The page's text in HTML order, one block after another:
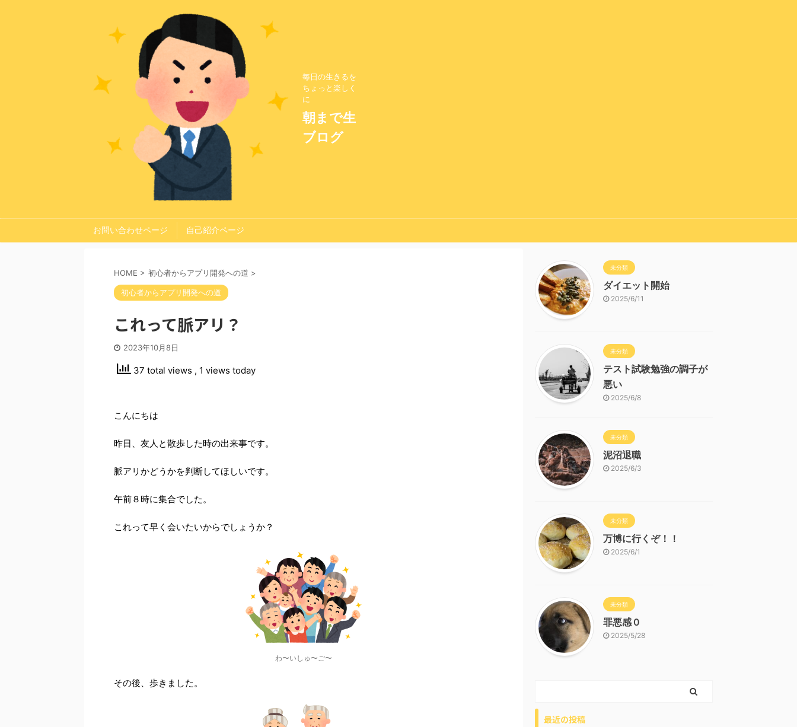
毎日の生きるを
ちょっと楽しく
に
朝まで生
ブログ
お問い合わせページ 自己紹介ページ
HOME > 初心者からアプリ開発への道 >
初心者からアプリ開発への道
これって脈アリ？
2023年10月8日
37 total views , 1 views today
こんにちは
昨日、友人と散歩した時の出来事です。
脈アリかどうかを判断してほしいです。
午前８時に集合でした。
これって早く会いたいからでしょうか？
わ〜いしゅ〜ご〜
その後、歩きました。
未分類
ダイエット開始
2025/6/11
未分類
テスト試験勉強の調子が
悪い
2025/6/8
未分類
泥沼退職
2025/6/3
未分類
万博に行くぞ！！
2025/6/1
未分類
罪悪感０
2025/5/28
最近の投稿